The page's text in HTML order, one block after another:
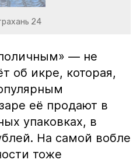
24
— не
об икре, которая,
её продают в
упаковках, в
На самой вобле
тоже